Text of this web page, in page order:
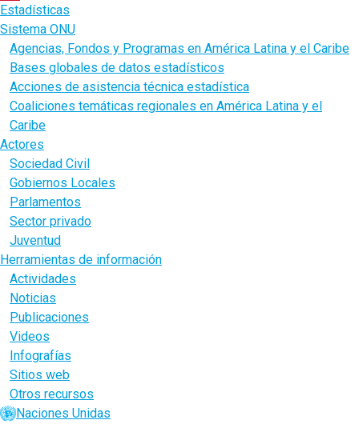
Estadísticas
Sistema ONU
Agencias, Fondos y Programas en América Latina y el Caribe
Bases globales de datos estadísticos
Acciones de asistencia técnica estadística
Coaliciones temáticas regionales en América Latina y el
Caribe
Actores
Sociedad Civil
Gobiernos Locales
Parlamentos
Sector privado
Juventud
Herramientas de información
Actividades
Noticias
Publicaciones
Videos
Infografías
Sitios web
Otros recursos
Naciones Unidas